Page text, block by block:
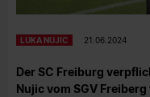
LUKA NUJIC 21.06.2024
Der SC Freiburg
Nujic vom SGV